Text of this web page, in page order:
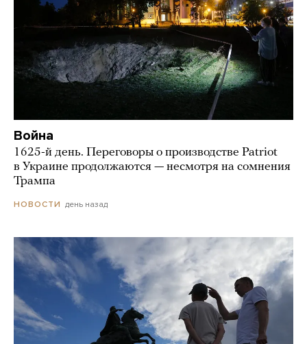
Война
1625-й день. Переговоры о производстве Patriot
в Украине продолжаются — несмотря на сомнения
Трампа
НОВОСТИ день назад